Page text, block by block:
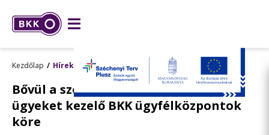
Kezdőlap Hírek
Bővül a személyes pótdíjbefizetési
ügyeket kezelő BKK ügyfélközpontok
köre